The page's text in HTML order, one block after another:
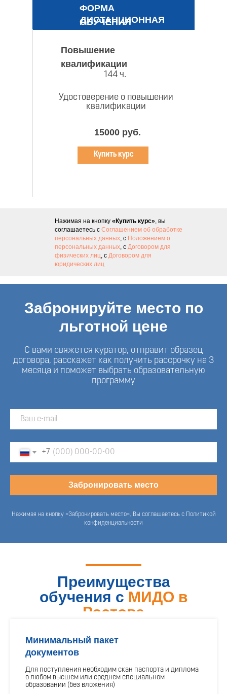
ФОРМА
ОБУЧЕНИЯ
ДИСТАНЦИОННАЯ
Повышение
квалификации
Удостоверение о повышении
квалификации
144 ч.
15000 руб.
Купить курс
Нажимая на кнопку «Купить курс», вы
соглашаетесь с Соглашением об обработке
персональных данных, с Положением о
персональных данных, с Договором для
физических лиц, с Договором для
юридических лиц
Забронируйте место по
льготной цене
С вами свяжется куратор, отправит образец
договора, расскажет как получить рассрочку на 3
месяца и поможет выбрать образовательную
программу
+7
Забронировать место
Нажимая на кнопку «Забронировать место», Вы соглашаетесь с Политикой
конфиденциальности
Преимущества
обучения с МИДО в
Ростове
Минимальный пакет
документов
Для поступления необходим скан паспорта и диплома
о любом высшем или среднем специальном
образовании (без вложения)